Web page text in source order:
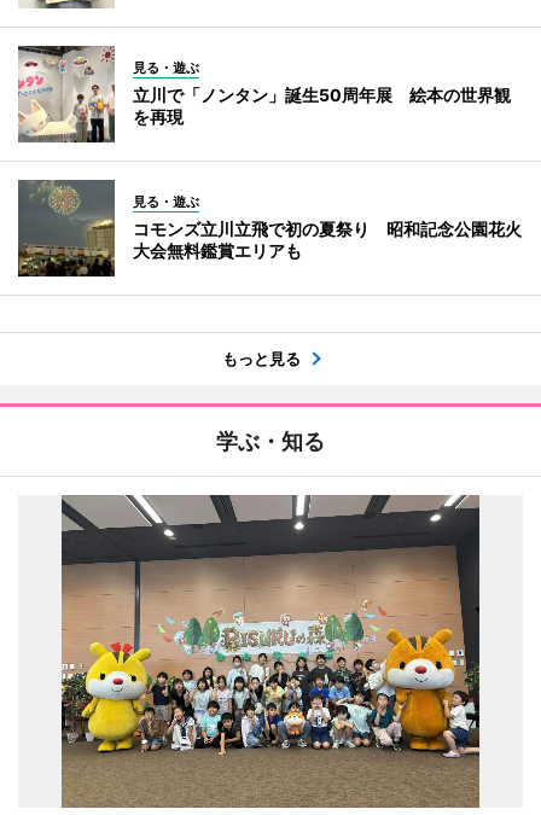
見る・遊ぶ
立川で「ノンタン」誕生50周年展 絵本の世界観
を再現
見る・遊ぶ
コモンズ立川立飛で初の夏祭り 昭和記念公園花火
大会無料鑑賞エリアも
もっと見る
学ぶ・知る